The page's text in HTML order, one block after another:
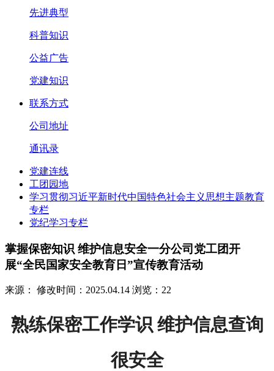
先进典型
科普知识
公益广告
党建知识
联系方式
公司地址
通讯录
党建连线
工团园地
学习贯彻习近平新时代中国特色社会主义思想主题教育
专栏
党纪学习专栏
掌握保密知识 维护信息安全一分公司党工团开
展“全民国家安全教育日”宣传教育活动
来源： 修改时间：2025.04.14 浏览：22
熟练保密工作学识 维护信息查询
很安全